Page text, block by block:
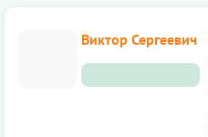
Виктор Сергеевич